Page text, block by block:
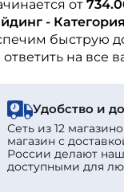
от
-
быструю
на все
Удобство и
Сеть из 12
магазин с
России делают
доступными для